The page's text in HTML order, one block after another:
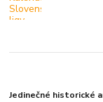
Jedinečné historické